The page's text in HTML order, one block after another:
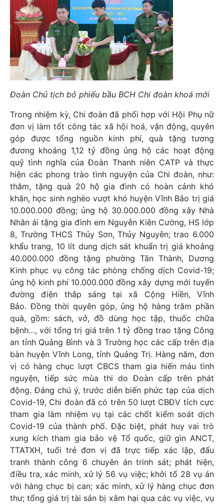
Đoàn Chủ tịch bỏ phiếu bầu BCH Chi đoàn khoá mới
Trong nhiệm kỳ, Chi đoàn đã phối hợp với Hội Phụ nữ
đơn vị làm tốt công tác xã hội hoá, vận động, quyên
góp được tổng nguồn kinh phí, quà tặng tương
đương khoảng 1,12 tỷ đồng ủng hộ các hoạt động
quỹ tình nghĩa của Đoàn Thanh niên CATP và thực
hiện các phong trào tình nguyện của Chi đoàn, như:
thăm, tặng quà 20 hộ gia đình có hoàn cảnh khó
khăn, học sinh nghèo vượt khó huyện Vĩnh Bảo trị giá
10.000.000 đồng; ủng hộ 30.000.000 đồng xây Nhà
Nhân ái tặng gia đình em Nguyễn Kiên Cường, HS lớp
8, Trường THCS Thủy Sơn, Thủy Nguyên; trao 6.000
khẩu trang, 10 lít dung dịch sát khuẩn trị giá khoảng
40.000.000 đồng tặng phường Tân Thành, Dương
Kinh phục vụ công tác phòng chống dịch Covid-19;
ủng hộ kinh phí 10.000.000 đồng xây dựng mới tuyến
đường điện thắp sáng tại xã Cộng Hiền, Vĩnh
Bảo. Đồng thời quyên góp, ủng hộ hàng trăm phần
quà, gồm: sách, vở, đồ dùng học tập, thuốc chữa
bệnh…, với tổng trị giá trên 1 tỷ đồng trao tặng Công
an tỉnh Quảng Bình và 3 Trường học các cấp trên địa
bàn huyện Vĩnh Long, tỉnh Quảng Trị. Hàng năm, đơn
vị có hàng chục lượt CBCS tham gia hiến máu tình
nguyện, tiếp sức mùa thi do Đoàn cấp trên phát
động. Đáng chú ý, trước diễn biến phức tạp của dịch
Covid-19, Chi đoàn đã có trên 50 lượt CBĐV tích cực
tham gia làm nhiệm vụ tại các chốt kiểm soát dịch
Covid-19 của thành phố. Đặc biệt, phát huy vai trò
xung kích tham gia bảo vệ Tổ quốc, giữ gìn ANCT,
TTATXH, tuổi trẻ đơn vị đã trực tiếp xác lập, đấu
tranh thành công 6 chuyên án trinh sát; phát hiện,
điều tra, xác minh, xử lý 56 vụ việc; khởi tố 28 vụ án
với hàng chục bị can; xác minh, xử lý hàng chục đơn
thư; tổng giá trị tài sản bị xâm hại qua các vụ việc, vụ